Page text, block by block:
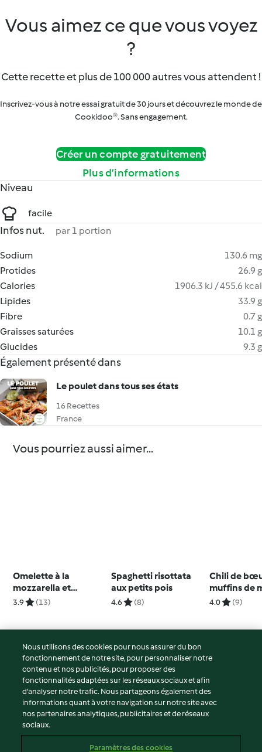
Vous aimez ce que vous voyez
?
Cette recette et plus de 100 000 autres vous attendent !
Inscrivez-vous à notre essai gratuit de 30 jours et découvrez le monde de
Cookidoo®. Sans engagement.
Créer un compte gratuitement
Plus d’informations
Niveau
facile
Infos nut. par 1 portion
Sodium
130.6 mg
Protides
26.9 g
Calories
1906.3 kJ / 455.6 kcal
Lipides
33.9 g
Fibre
0.7 g
Graisses saturées
10.1 g
Glucides
9.3 g
Également présenté dans
Le poulet dans tous ses états
16 Recettes
France
Vous pourriez aussi aimer...
Omelette à la
mozzarella et
carpaccio de tomates
3.9 (13)
Spaghetti risottata
aux petits pois
4.6 (8)
Chili de
muffins de
4.0 (9)
© Copyright 2026
Conditions d'utilisation
Politique de confidentialité
Non-responsabilité
Mentions légales
Nous utilisons des cookies pour nous assurer du bon
fonctionnement de notre site, pour personnaliser notre
contenu et nos publicités, pour proposer des
fonctionnalités adaptées sur les réseaux sociaux et afin
d’analyser notre trafic. Nous partageons également des
informations quant à votre navigation sur notre site avec
nos partenaires analytiques, publicitaires et de réseaux
sociaux.
Paramètres des cookies